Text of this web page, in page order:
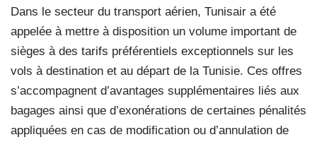
Dans le secteur du transport aérien, Tunisair a été
appelée à mettre à disposition un volume important de
sièges à des tarifs préférentiels exceptionnels sur les
vols à destination et au départ de la Tunisie. Ces offres
s’accompagnent d’avantages supplémentaires liés aux
bagages ainsi que d’exonérations de certaines pénalités
appliquées en cas de modification ou d’annulation de